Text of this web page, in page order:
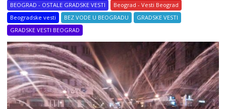
BEOGRAD - OSTALE GRADSKE VESTI
Beograd - Vesti Beograd
Beogradske vesti
BEZ VODE U BEOGRADU
GRADSKE VESTI
GRADSKE VESTI BEOGRAD